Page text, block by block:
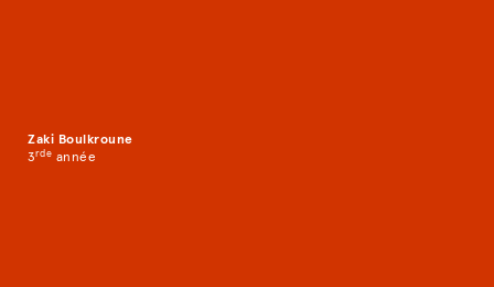
Zaki Boulkroune
3rde année